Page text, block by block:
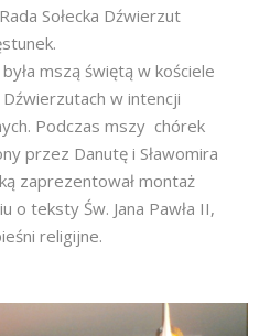
Sołecka Dźwierzut
mszą świętą w kościele
w intencji
Podczas mszy chórek
przez Danutę i Sławomira
zaprezentował montaż
o teksty Św. Jana Pawła II,
religijne.